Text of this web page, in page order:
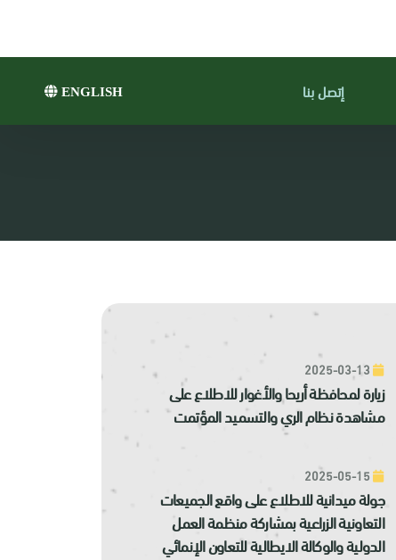
إتصل بنا ENGLISH
زيارة لمحافظة أريحا والأغوار للاطلاع على
مشاهدة نظام الري والتسميد المؤتمت
جولة ميدانية للاطلاع على واقع الجميعات
التعاونية الزراعية بمشاركة منظمة العمل
الدولية والوكالة الايطالية للتعاون الإنمائي